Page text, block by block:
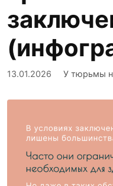
13.01.2026 У тюрьмы